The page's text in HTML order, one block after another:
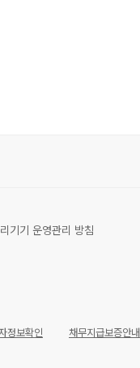
기기 운영관리 방침
정보확인
채무지급보증안내